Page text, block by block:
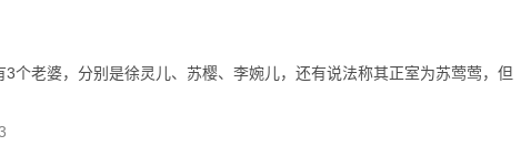
个老婆，分别是徐灵儿、苏樱、李婉儿，还有说法称其正室为苏莺莺，但